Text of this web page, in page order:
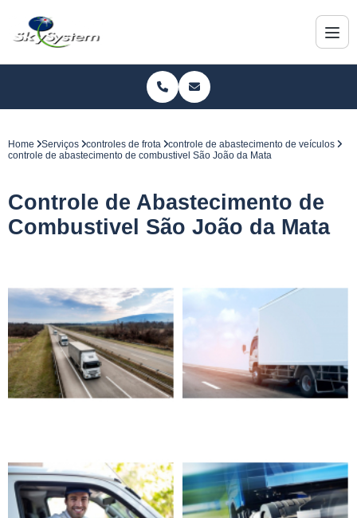
Home Serviços controles de frota
controle de abastecimento de veículos
controle de abastecimento de combustivel São João da Mata
Controle de Abastecimento de
Combustivel São João da Mata